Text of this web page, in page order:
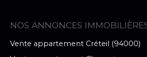
NOS ANNONCES
Vente appartement Créteil (94000)